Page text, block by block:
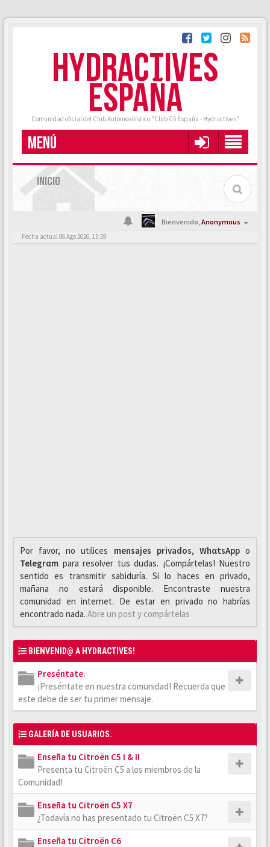
HYDRACTIVES
ESPAÑA
Comunidad oficial del Club Automovilístico "Club C5 España - Hydractives"
MENÚ
INICIO
Bienvenido,Anonymous
Fecha actual 06 Ago 2026, 15:59
Por favor, no utilices mensajes privados, WhαtsAppo
Telegrαm para resolver tus dudas. ¡Compártelas! Nuestro
sentido es transmitir sabiduría. Si lo haces en privado,
mañana no estará disponible. Encontraste nuestra
comunidad en internet. De estar en privado no habrías
encontrado nada. Abre un post y compártelas
BIENVENID@ A HYDRACTIVES!
Preséntate.
¡Preséntate en nuestra comunidad! Recuerda que
este debe de ser tu primer mensaje.
GALERÍA DE USUARIOS.
Enseña tu Citroën C5 I & II
Presenta tu Citroën C5 a los miembros de la
Comunidad!
Enseña tu Citroën C5 X7
¿Todavía no has presentado tu Citroën C5 X7?
Enseña tu Citroën C6